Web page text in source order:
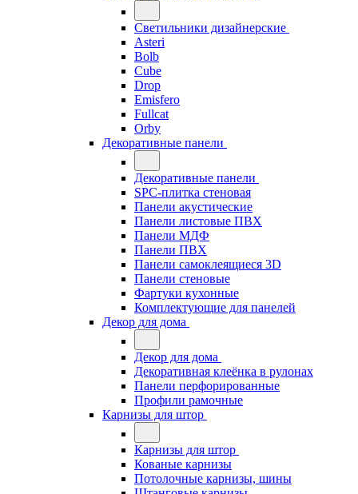
Светильники дизайнерские
Asteri
Bolb
Cube
Drop
Emisfero
Fullcat
Orby
Декоративные панели
Декоративные панели
SPC-плитка стеновая
Панели акустические
Панели листовые ПВХ
Панели МДФ
Панели ПВХ
Панели самоклеящиеся 3D
Панели стеновые
Фартуки кухонные
Комплектующие для панелей
Декор для дома
Декор для дома
Декоративная клеёнка в рулонах
Панели перфорированные
Профили рамочные
Карнизы для штор
Карнизы для штор
Кованые карнизы
Потолочные карнизы, шины